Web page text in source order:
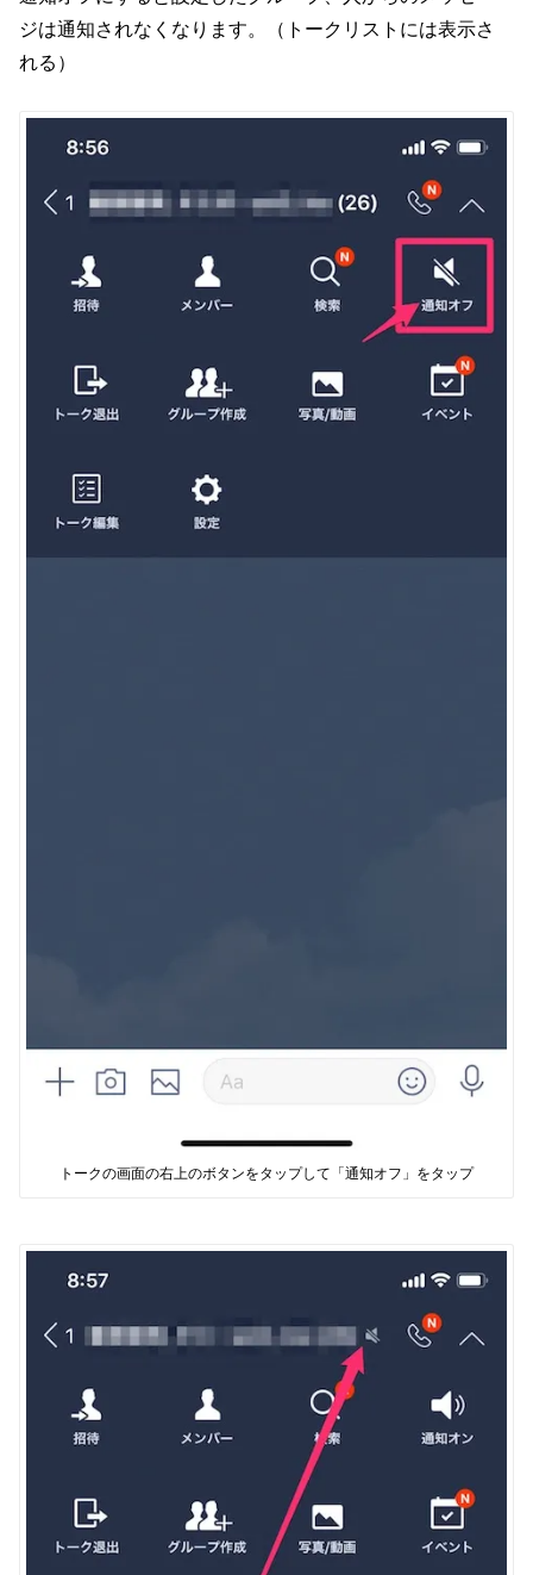
ジは通知されなくなります。（トークリストには表示さ
れる）
トークの画面の右上のボタンをタップして「通知オフ」をタップ